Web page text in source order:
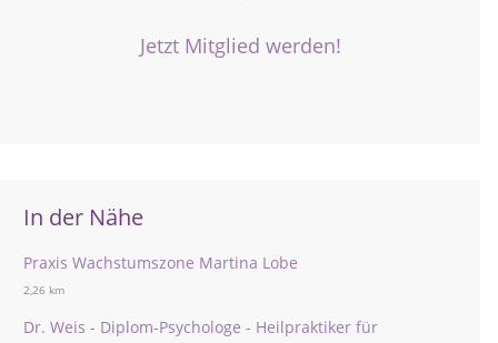
Jetzt Mitglied werden!
In der Nähe
Praxis Wachstumszone Martina Lobe
2,26 km
Dr. Weis - Diplom-Psychologe - Heilpraktiker für